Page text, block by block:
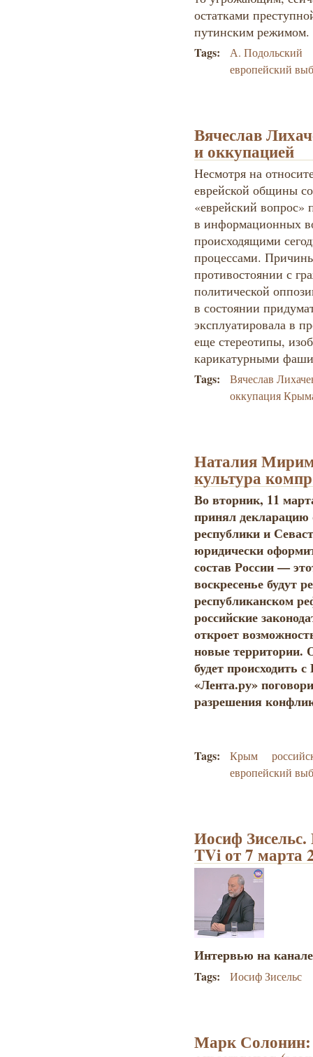
остатками
путинским режимом.
Tags:
А. Подольский
европейский
Вячеслав
и оккупацией
Несмотря на
еврейской общины
«еврейский вопрос»
в информационных
происходящими
процессами.
противостоянии с
политической
в состоянии
эксплуатировала в
еще стереотипы,
карикатурными
Tags:
Вячеслав
оккупация
Наталия
культура
Во вторник, 11
принял декларацию
республики и
юридически
состав России —
воскресенье будут
республиканском
российские
откроет
новые территории.
будет происходить
«Лента.ру»
разрешения
Tags: Крым
европейский
Иосиф
TVi от 7 марта
Интервью на
Tags: Иосиф Зисельс
Марк